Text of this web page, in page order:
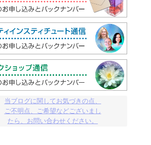
当ブログに関してお気づきの点、
ご不明点、ご希望などございまし
たら、お問い合わせください。